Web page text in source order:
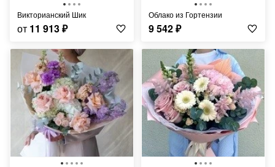
Викторианский Шик
от 11 913₽
Облако из Гортензии
9 542₽